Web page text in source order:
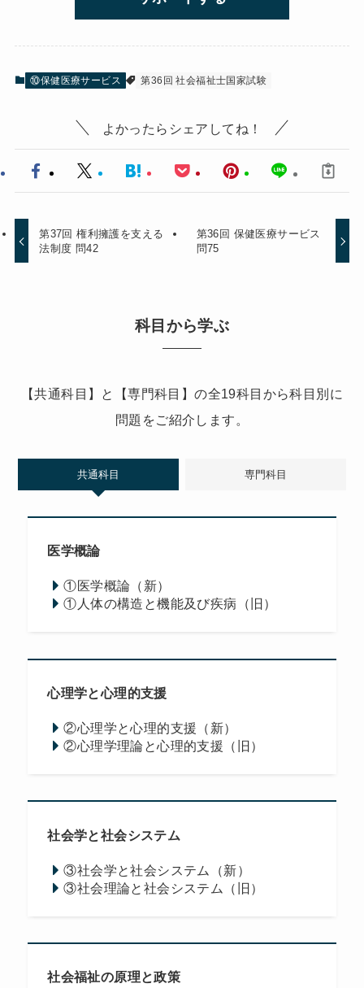
⑩保健医療サービス 第36回 社会福祉士国家試験
よかったらシェアしてね！
第37回 権利擁護を支える
法制度 問42
第36回 保健医療サービス
問75
科目から学ぶ
【共通科目】と【専門科目】の全19科目から科目別に
問題をご紹介します。
共通科目 専門科目
医学概論
①医学概論（新）
①人体の構造と機能及び疾病（旧）
心理学と心理的支援
②心理学と心理的支援（新）
②心理学理論と心理的支援（旧）
社会学と社会システム
③社会学と社会システム（新）
③社会理論と社会システム（旧）
社会福祉の原理と政策